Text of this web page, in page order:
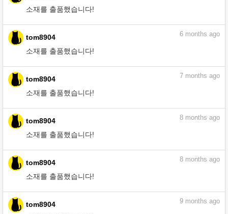
소재를 출품했습니다!
tom8904
소재를 출품했습니다!
6 months ago
tom8904
소재를 출품했습니다!
7 months ago
tom8904
소재를 출품했습니다!
8 months ago
tom8904
소재를 출품했습니다!
8 months ago
tom8904
9 months ago